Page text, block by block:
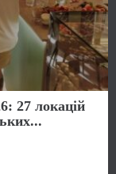
27 локацій